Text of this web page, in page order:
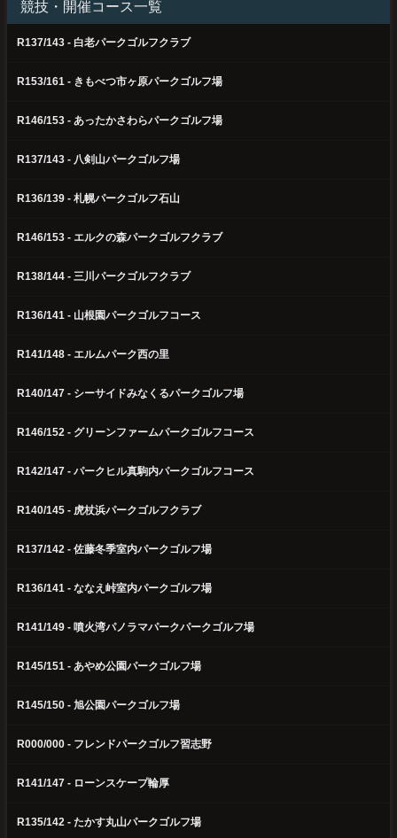
5531 簑島義雄
290 白木勝美
4004 吉田敏正
6502 石山建治
6506
4318
4351 沼田 均
高島美津子
5336 澤井松雄
4942 東海林栄子
5874 安田一明
4943
4974 三浦綾子
競技・開催コース一覧
R137/143 - 白老パークゴルフクラブ
R153/161 - きもべつ市ヶ原パークゴルフ場
R146/153 - あったかさわらパークゴルフ場
R137/143 - 八剣山パークゴルフ場
R136/139 - 札幌パークゴルフ石山
R146/153 - エルクの森パークゴルフクラブ
R138/144 - 三川パークゴルフクラブ
R136/141 - 山根園パークゴルフコース
R141/148 - エルムパーク西の里
R140/147 - シーサイドみなくるパークゴルフ場
R146/152 - グリーンファームパークゴルフコース
R142/147 - パークヒル真駒内パークゴルフコース
R140/145 - 虎杖浜パークゴルフクラブ
R137/142 - 佐藤冬季室内パークゴルフ場
R136/141 - ななえ峠室内パークゴルフ場
R141/149 - 噴火湾パノラマパークパークゴルフ場
R145/151 - あやめ公園パークゴルフ場
R145/150 - 旭公園パークゴルフ場
R000/000 - フレンドパークゴルフ習志野
R141/147 - ローンスケープ輪厚
R135/142 - たかす丸山パークゴルフ場